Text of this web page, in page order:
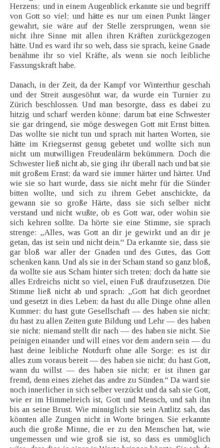
Herzens; und in einem Augenblick erkannte sie und begriff
von Gott so viel; und hätte es nur um einen Punkt länger
gewahrt, sie wäre auf der Stelle zersprungen, wenn sie
nicht ihre Sinne mit allen ihren Kräften zurückgezogen
hätte. Und es ward ihr so weh, dass sie sprach, keine Gnade
benähme ihr so viel Kräfte, als wenn sie noch leibliche
Fassungskraft habe.
Danach, in der Zeit, da der Kampf vor Winterthur geschah
und der Streit ausgesöhnt war, da wurde ein Turnier zu
Zürich beschlossen. Und man besorgte, dass es dabei zu
hitzig und scharf werden könne; darum bat eine Schwester
sie gar dringend, sie möge deswegen Gott mit Ernst bitten.
Das wollte sie nicht tun und sprach mit harten Worten, sie
hätte im Kriegsernst genug gebetet und wollte sich nun
nicht um mutwilligen Freudenlärm bekümmern. Doch die
Schwester ließ nicht ab, sie ging ihr überall nach und bat sie
mit großem Ernst; da ward sie immer härter und härter. Und
wie sie so hart wurde, dass sie nicht mehr für die Sünder
bitten wollte, und sich zu ihrem Gebet anschickte, da
gewann sie so große Härte, dass sie sich selber nicht
verstand und nicht wußte, ob es Gott war, oder wohin sie
sich kehren sollte. Da hörte sie eine Stimme, sie sprach
strenge: „Alles, was Gott an dir je gewirkt und an dir je
getan, das ist sein und nicht dein.“ Da erkannte sie, dass sie
gar bloß war aller der Gnaden und des Gutes, das Gott
schenken kann. Und als sie in der Scham stand so ganz bloß,
da wollte sie aus Scham hinter sich treten; doch da hatte sie
alles Erdreichs nicht so viel, einen Fuß draufzusetzen. Die
Stimme ließ nicht ab und sprach: „Gott hat dich geordnet
und gesetzt in dies Leben; da hast du alle Dinge ohne allen
Kummer: du hast gute Gesellschaft — des haben sie nicht;
du hast zu allen Zeiten gute Bildung und Lehr — des haben
sie nicht; niemand stellt dir nach — des haben sie nicht. Sie
peinigen einander und will eines vor dem andern sein — du
hast deine leibliche Notdurft ohne alle Sorge; es ist dir
alles zum voraus bereit — des haben sie nicht; du hast Gott,
wann du willst — des haben sie nicht; er ist ihnen gar
fremd, denn eines ziehet das andre zu Sünden.“ Da ward sie
noch innerlicher in sich selber verzückt und da sah sie Gott,
wie er im Himmelreich ist, Gott und Mensch, und sah ihn
bis an seine Brust. Wie minniglich sie sein Antlitz sah, das
könnten alle Zungen nicht in Worte bringen. Sie erkannte
auch die große Minne, die er zu den Menschen hat, wie
ungemessen und wie groß sie ist, so dass es unmöglich